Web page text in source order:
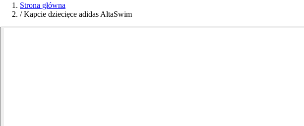
Strona główna
/ Kapcie dziecięce adidas AltaSwim